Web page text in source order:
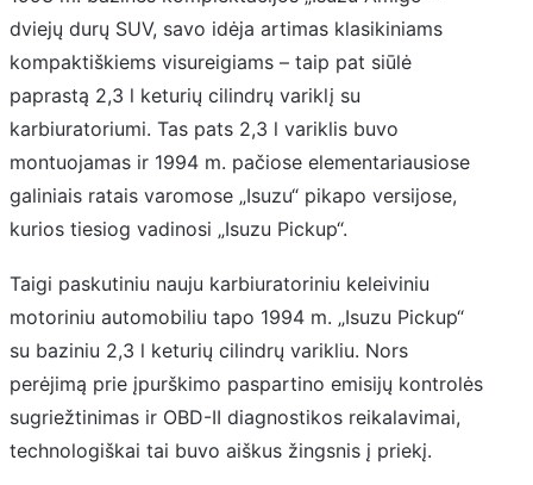
dviejų durų SUV, savo idėja artimas klasikiniams
kompaktiškiems visureigiams – taip pat siūlė
paprastą 2,3 l keturių cilindrų variklį su
karbiuratoriumi. Tas pats 2,3 l variklis buvo
montuojamas ir 1994 m. pačiose elementariausiose
galiniais ratais varomose „Isuzu“ pikapo versijose,
kurios tiesiog vadinosi „Isuzu Pickup“.
Taigi paskutiniu nauju karbiuratoriniu keleiviniu
motoriniu automobiliu tapo 1994 m. „Isuzu Pickup“
su baziniu 2,3 l keturių cilindrų varikliu. Nors
perėjimą prie įpurškimo paspartino emisijų kontrolės
sugriežtinimas ir OBD-II diagnostikos reikalavimai,
technologiškai tai buvo aiškus žingsnis į priekį.